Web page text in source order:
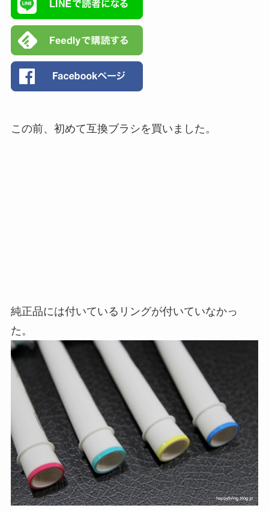
この前、初めて互換ブラシを買いました。
純正品には付いているリングが付いていなかっ
た。